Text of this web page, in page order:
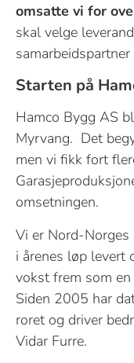
omsatte vi for
skal velge
Starten på
Hamco Bygg AS
Myrvang. Det
men vi fikk fort
omsetningen.
Vi er Nord-Norges
i årenes løp levert
vokst frem som
Siden 2005 har
roret og driver
Vidar Furre.